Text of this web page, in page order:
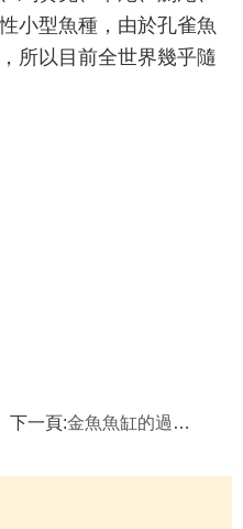
小型魚種，由於孔雀魚
所以目前全世界幾乎隨
下一頁:金魚魚缸的過濾系統怎麼配備,金魚水質的調整方法